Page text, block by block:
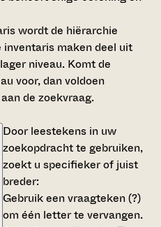
wordt de hiërarchie
inventaris maken deel uit
niveau. Komt de
voor, dan voldoen
de zoekvraag.
Door leestekens in uw
zoekopdracht te gebruiken,
zoekt u specifieker of juist
breder:
Gebruik eenvraagteken (?)
om één letter te vervangen.